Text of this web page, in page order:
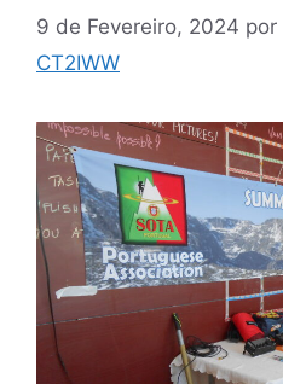
9 de Fevereiro, 2024 por
CT2IWW